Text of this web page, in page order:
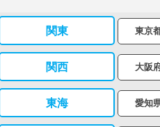
関東 東京
関西 大阪
東海 愛知